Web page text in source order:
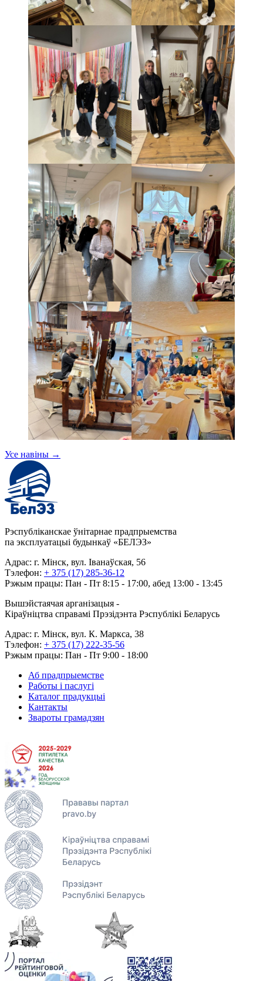
Усе навіны →
Рэспубліканскае ўнітарнае прадпрыемства
па эксплуатацыі будынкаў «БЕЛЭЗ»
Адрас: г. Мінск, вул. Іванаўская, 56
Тэлефон: + 375 (17) 285-36-12
Рэжым працы: Пан - Пт 8:15 - 17:00, абед 13:00 - 13:45
Вышэйстаячая арганізацыя -
Кіраўніцтва справамі Прэзідэнта Рэспублікі Беларусь
Адрас: г. Мінск, вул. К. Маркса, 38
Тэлефон: + 375 (17) 222-35-56
Рэжым працы: Пан - Пт 9:00 - 18:00
Аб прадпрыемстве
Работы і паслугі
Каталог прадукцыі
Кантакты
Звароты грамадзян